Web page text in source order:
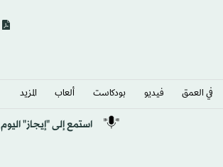
في العمق فيديو بودكاست ألعاب المزيد
استمع إلى "إيجاز" اليوم